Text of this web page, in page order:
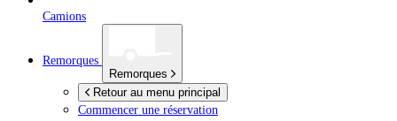
Camions
Remorques
Remorques
Retour au menu principal
Commencer une réservation